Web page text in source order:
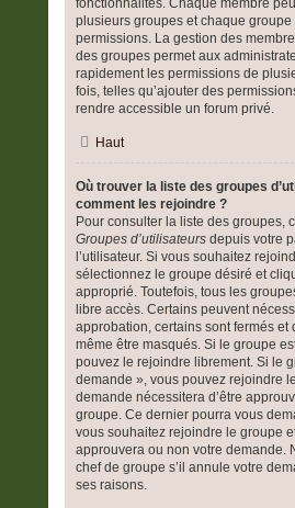
fonctionnalités. Chaque membre
plusieurs groupes et chaque groupe
permissions. La gestion des
des groupes permet aux
rapidement les permissions de
fois, telles qu’ajouter des
rendre accessible un forum privé.
Haut
Où trouver la liste des groupes
comment les rejoindre ?
Pour consulter la liste des groupes,
Groupes d’utilisateurs depuis votre
l’utilisateur. Si vous souhaitez
sélectionnez le groupe désiré et
approprié. Toutefois, tous les
libre accès. Certains peuvent
approbation, certains sont fermés et
même être masqués. Si le groupe
pouvez le rejoindre librement. Si le
demande », vous pouvez rejoindre
demande nécessitera d’être
groupe. Ce dernier pourra vous
vous souhaitez rejoindre le groupe
approuvera ou non votre demande.
chef de groupe s’il annule votre
ses raisons.